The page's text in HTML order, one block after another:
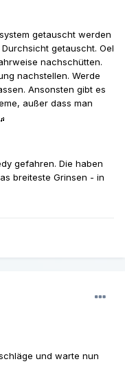
getauscht werden
getauscht. Oel
nachschütten.
nachstellen. Werde
Ansonsten gibt es
außer dass man
gefahren. Die haben
breiteste Grinsen - in
und warte nun